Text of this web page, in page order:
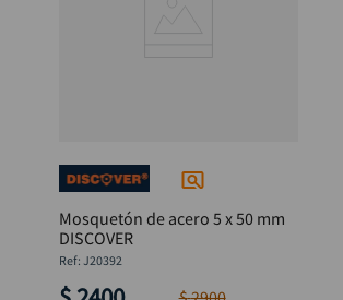
Mosquetón de acero 5 x 50 mm
DISCOVER
:J20392